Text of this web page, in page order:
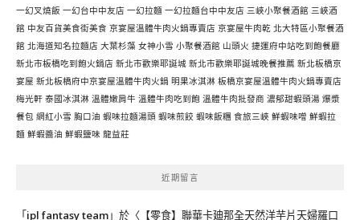
一幻叉燒飯 一幻台中中友店 一幻拉麵 一幻拉麵台中中友店 三峽小聚餐酒館 三峽酒
館 中友百貨美食街美食 京宴屋溫體牛肉火鍋專賣店 京宴屋牛肉乾 北大特區小聚餐酒
館 北海道知名拉麵店 大葉杉藻 女神小雪 小聚餐酒館 山頭火 捷運府中站吃到飽餐廳
新北市板橋吃到飽火鍋店 新北市歡樂耶誕城 新北市歡樂耶誕城晚餐推薦 新北板橋京
宴屋 新北板橋府中京宴屋溫體牛肉火鍋 明果冰淇淋 板橋京宴屋溫體牛肉火鍋專賣店
梅光軒 泰國冰淇淋 溫體嫩肩牛 溫體牛肉吃到飽 溫體牛肉批發商 濃郁甜蝦頭湯 爆漿
餐包 網紅小雪 胸口油 蝦味拉麵湯頭 蝦味煎餃 蝦味飯糰 食旅三峽 鮮蝦味噌 鮮蝦拉
麵 鮮蝦醬油 鮮蝦鹽味 龍益莊
近期留言
「ipl fantasy team」於〈 【零食】聯華卡廸那全天然洋芋片天婦羅口